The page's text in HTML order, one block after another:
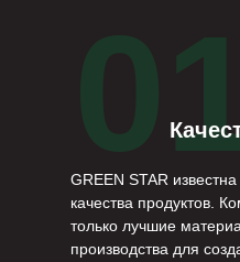
GREEN STAR
качества продуктов.
только лучшие
производства для